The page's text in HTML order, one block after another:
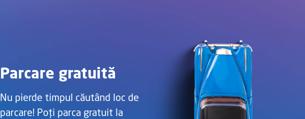
Parcare gratuită
Nu pierde timpul căutând loc de
parcare! Poți parca gratuit la